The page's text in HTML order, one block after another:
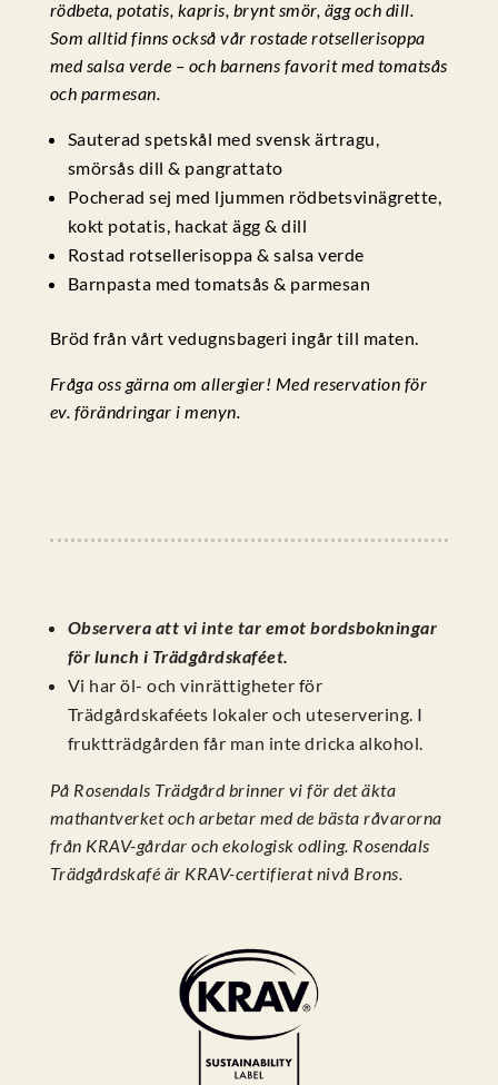
rödbeta, potatis, kapris, brynt smör, ägg och dill.
Som alltid finns också vår rostade rotsellerisoppa
med salsa verde – och barnens favorit med tomatsås
och parmesan.
Sauterad spetskål med svensk ärtragu,
smörsås dill& pangrattato
Pocherad sej med ljummen rödbetsvinägrette,
kokt potatis, hackat ägg & dill
Rostad rotsellerisoppa & salsa verde
Barnpasta med tomatsås & parmesan
Bröd från vårt vedugnsbageri ingår till maten.
Fråga oss gärna om allergier! Med reservation för
ev. förändringar i menyn.
Observera att vi inte tar emot bordsbokningar
för lunch i Trädgårdskaféet.
Vi har öl- och vinrättigheter för
Trädgårdskaféets lokaler och uteservering. I
fruktträdgården får man inte dricka alkohol.
På Rosendals Trädgård brinner vi för det äkta
mathantverket och arbetar med de bästa råvarorna
från KRAV-gårdar och ekologisk odling. Rosendals
Trädgårdskafé är KRAV-certifierat nivå Brons.